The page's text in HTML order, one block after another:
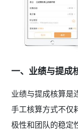
一、业绩与提成
业绩与提成核算是
手工核算方式不仅
极性和团队的稳定